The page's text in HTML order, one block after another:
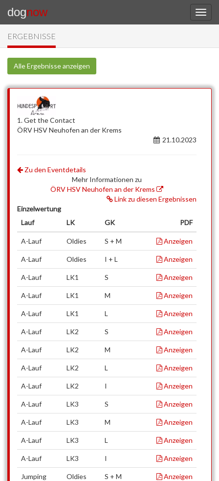
dognow
ERGEBNISSE
Alle Ergebnisse anzeigen
1. Get the Contact
ÖRV HSV Neuhofen an der Krems
21.10.2023
Zu den Eventdetails
Mehr Informationen zu
ÖRV HSV Neuhofen an der Krems
Link zu diesen Ergebnissen
Einzelwertung
Lauf
LK GK PDF
A-Lauf Oldies S + M Anzeigen
A-Lauf Oldies I + L Anzeigen
A-Lauf LK1 S Anzeigen
A-Lauf LK1 M Anzeigen
A-Lauf LK1 L Anzeigen
A-Lauf LK2 S Anzeigen
A-Lauf LK2 M Anzeigen
A-Lauf LK2 L Anzeigen
A-Lauf LK2 I Anzeigen
A-Lauf LK3 S Anzeigen
A-Lauf LK3 M Anzeigen
A-Lauf LK3 L Anzeigen
A-Lauf LK3 I Anzeigen
Jumping Oldies S + M Anzeigen